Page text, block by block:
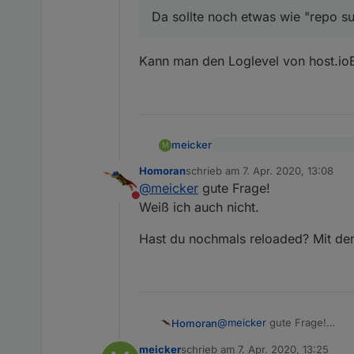
meicker sagte in Latest
Bei dieser repo: http://
Da sollte noch etwas wie "repo
Kann man den Loglevel von
M meicker
lediglich einmal host, und
Da sollte noch etwas
Kann man den Loglevel
Nicht stören
Homoranschrieb am 7. Apr. 2020, 13:08
zuletzt editiert von
@meicker gute Frage!
Weiß ich auch nicht.
Hast du nochmals reloaded? Mit
Homoran@meicker gute Frage!
meickerschrieb am 7. Apr. 2020, 13:25